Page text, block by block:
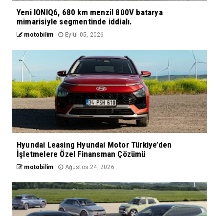
Yeni IONIQ6, 680 km menzil 800V batarya
mimarisiyle segmentinde iddialı.
motobilim Eylül 05, 2026
Hyundai Leasing Hyundai Motor Türkiye’den
İşletmelere Özel Finansman Çözümü
motobilim Ağustos 24, 2026